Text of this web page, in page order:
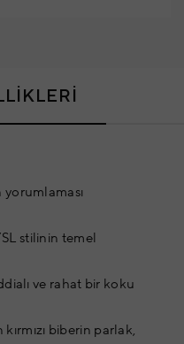
stilinin temel
ve rahat bir koku
biberin parlak,